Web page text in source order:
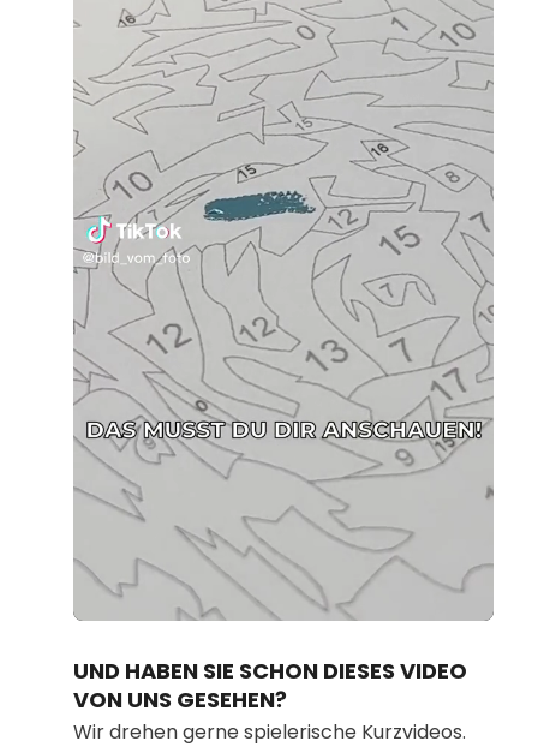
Unmute Loaded
100.00%
UND HABEN SIE SCHON DIESES VIDEO
VON UNS GESEHEN?
Wir drehen gerne spielerische Kurzvideos.